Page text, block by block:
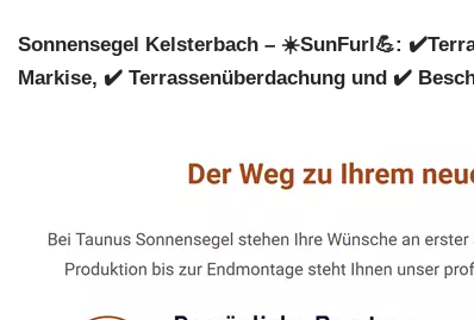
Sonnensegel Kelsterbach – ☀️SunFurl💪:
Markise, ✔️ Terrassenüberdachung und ✔️